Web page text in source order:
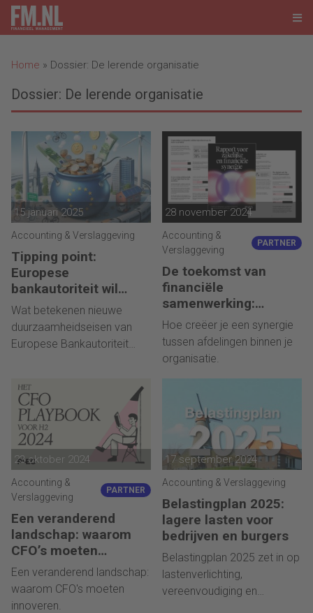
Home » Dossier: De lerende organisatie
Dossier: De lerende organisatie
15 januari 2025
Accounting & Verslaggeving
Tipping point:
Europese
bankautoriteit wil
nieuwe richtlijn
duurzame
financieringen
Wat betekenen nieuwe
duurzaamheidseisen van
Europese Bankautoriteit
bedrijfsfinanciering?
28 november 2024
Accounting &
Verslaggeving
PARTNER
De toekomst van
financiële
samenwerking:
inzichten uit het
synergierapport
Hoe creëer je een synergie
tussen afdelingen binnen je
organisatie.
23 oktober 2024
Accounting &
Verslaggeving
PARTNER
Een veranderend
landschap: waarom
CFO’s moeten
innoveren
Een veranderend landschap:
waarom CFO's moeten
innoveren.
17 september 2024
Accounting & Verslaggeving
Belastingplan 2025:
lagere lasten voor
bedrijven en burgers
Belastingplan 2025 zet in op
lastenverlichting,
vereenvoudiging en